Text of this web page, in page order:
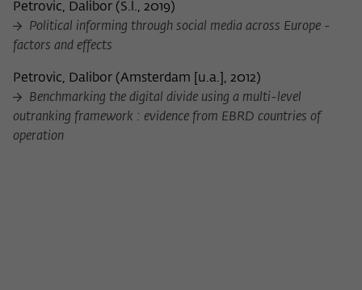
Petrovic, Dalibor (S.l., 2019)
Political informing through social media across Europe -
factors and effects
Petrovic, Dalibor (Amsterdam [u.a.], 2012)
Benchmarking the digital divide using a multi-level
outranking framework : evidence from EBRD countries of
operation